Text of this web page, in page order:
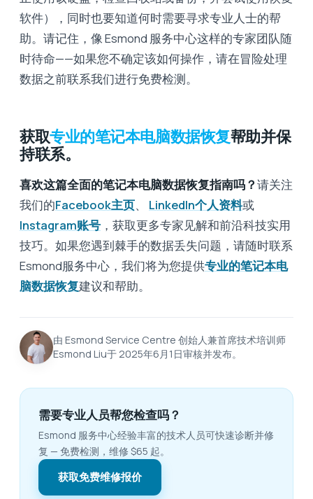
软件），同时也要知道何时需要寻求专业人士的帮
助。请记住，像 Esmond 服务中心这样的专家团队随
时待命——如果您不确定该如何操作，请在冒险处理
数据之前联系我们进行免费检测。
获取专业的笔记本电脑数据恢复帮助并保
持联系。
喜欢这篇全面的笔记本电脑数据恢复指南吗？请关注
我们的Facebook主页、 LinkedIn个人资料或
Instagram账号 ，获取更多专家见解和前沿科技实用
技巧。如果您遇到棘手的数据丢失问题，请随时联系
Esmond服务中心，我们将为您提供专业的笔记本电
脑数据恢复建议和帮助。
由 Esmond Service Centre 创始人兼首席技术培训师
Esmond Liu于 2025年6月1日审核并发布。
需要专业人员帮您检查吗？
Esmond 服务中心经验丰富的技术人员可快速诊断并修
复 — 免费检测，维修 $65 起。
获取免费维修报价